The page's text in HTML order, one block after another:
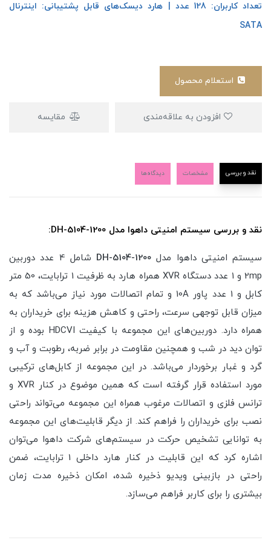
تعداد کاربران: 128 عدد | هارد دیسک‌های قابل پشتیبانی: اینترنال
SATA
مقایسه
نقد و بررسی مشخصات دیدگاه‌ها
نقد و بررسی سیستم امنیتی داهوا مدل DH-5104-1200:
سیستم امنیتی داهوا مدل DH-5104-1200
شامل 4 عدد دوربین
2mp و 1 عدد دستگاه XVR همراه هارد به ظرفیت 1 ترابایت، 50 متر
کابل و 1 عدد پاور 10A و تمام اتصالات مورد نیاز می‌باشد که به
میزان قابل توجهی سرعت، راحتی و کاهش هزینه برای خریداران به
همراه دارد. دوربین‌های این مجموعه با کیفیت HDCVI بوده و از
توان دید در شب و همچنین مقاومت در برابر ضربه، رطوبت و آب و
گرد و غبار برخوردار می‌باشد. در این مجموعه از کابل‌های ترکیبی
مورد استفاده قرار گرفته است که همین موضوع در کنار XVR و
ترانس فلزی و اتصالات مرغوب همراه این مجموعه می‌تواند راحتی
نصب برای خریداران را فراهم کند. از دیگر قابلیت‌های این مجموعه
به توانایی تشخیص حرکت در سیستم‌های شرکت داهوا می‌توان
اشاره کرد که این قابلیت در کنار هارد داخلی 1 ترابایت، ضمن
راحتی در بازبینی ویدیو ذخیره شده، امکان ذخیره مدت زمان
بیشتری را برای کاربر فراهم می‌سازد.